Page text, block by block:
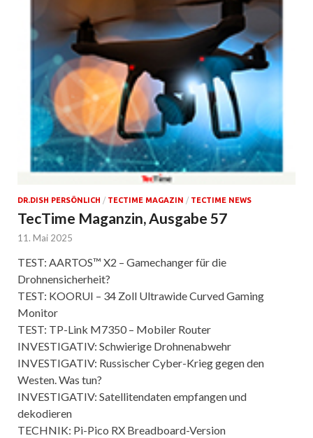
DR.DISH PERSÖNLICH / TECTIME MAGAZIN / TECTIME NEWS
TecTime Maganzin, Ausgabe 57
11. Mai 2025
TEST: AARTOS™ X2 – Gamechanger für die
Drohnensicherheit?
TEST: KOORUI – 34 Zoll Ultrawide Curved Gaming
Monitor
TEST: TP-Link M7350 – Mobiler Router
INVESTIGATIV: Schwierige Drohnenabwehr
INVESTIGATIV: Russischer Cyber-Krieg gegen den
Westen. Was tun?
INVESTIGATIV: Satellitendaten empfangen und
dekodieren
TECHNIK: Pi-Pico RX Breadboard-Version